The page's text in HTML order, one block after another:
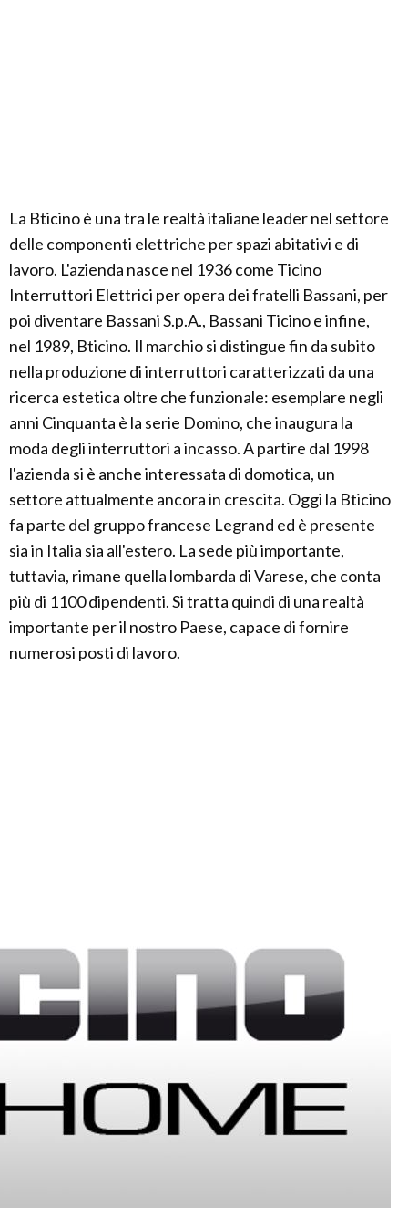
La Bticino è una tra le realtà italiane leader nel settore
delle componenti elettriche per spazi abitativi e di
lavoro. L'azienda nasce nel 1936 come Ticino
Interruttori Elettrici per opera dei fratelli Bassani, per
poi diventare Bassani S.p.A., Bassani Ticino e infine,
nel 1989, Bticino. Il marchio si distingue fin da subito
nella produzione di interruttori caratterizzati da una
ricerca estetica oltre che funzionale: esemplare negli
anni Cinquanta è la serie Domino, che inaugura la
moda degli interruttori a incasso. A partire dal 1998
l'azienda si è anche interessata di domotica, un
settore attualmente ancora in crescita. Oggi la Bticino
fa parte del gruppo francese Legrand ed è presente
sia in Italia sia all'estero. La sede più importante,
tuttavia, rimane quella lombarda di Varese, che conta
più di 1100 dipendenti. Si tratta quindi di una realtà
importante per il nostro Paese, capace di fornire
numerosi posti di lavoro.